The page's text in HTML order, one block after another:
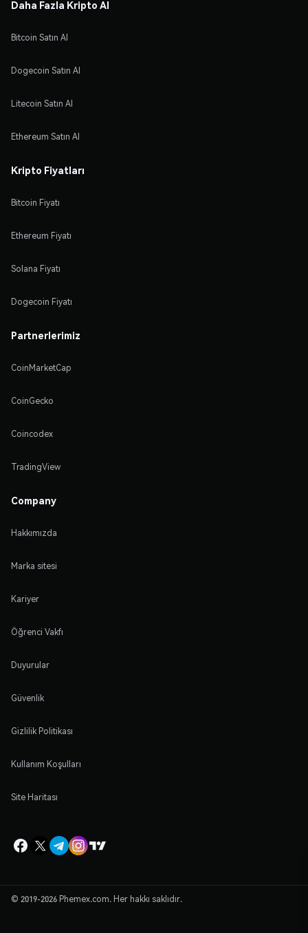
Daha Fazla Kripto Al
Bitcoin Satın Al
Dogecoin Satın Al
Litecoin Satın Al
Ethereum Satın Al
Kripto Fiyatları
Bitcoin Fiyatı
Ethereum Fiyatı
Solana Fiyatı
Dogecoin Fiyatı
Partnerlerimiz
CoinMarketCap
CoinGecko
Coincodex
TradingView
Company
Hakkımızda
Marka sitesi
Kariyer
Öğrenci Vakfı
Duyurular
Güvenlik
Gizlilik Politikası
Kullanım Koşulları
Site Haritası
© 2019-2026 Phemex.com. Her hakkı saklıdır.